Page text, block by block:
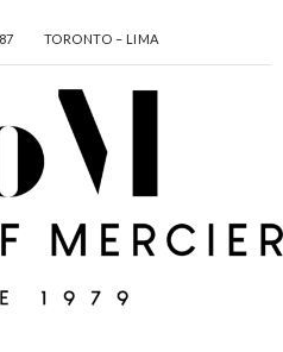
TORONTO – LIMA